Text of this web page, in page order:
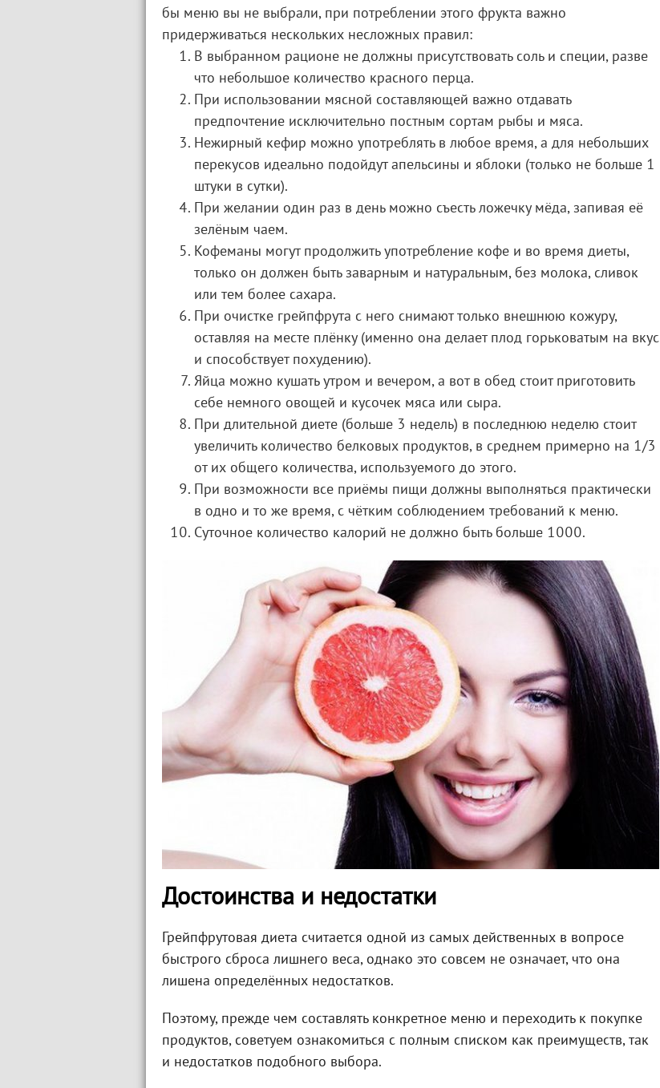
бы меню вы не выбрали, при потреблении этого фрукта важно
придерживаться нескольких несложных правил:
В выбранном рационе не должны присутствовать соль и специи, разве
что небольшое количество красного перца.
При использовании мясной составляющей важно отдавать
предпочтение исключительно постным сортам рыбы и мяса.
Нежирный кефир можно употреблять в любое время, а для небольших
перекусов идеально подойдут апельсины и яблоки (только не больше 1
штуки в сутки).
При желании один раз в день можно съесть ложечку мёда, запивая её
зелёным чаем.
Кофеманы могут продолжить употребление кофе и во время диеты,
только он должен быть заварным и натуральным, без молока, сливок
или тем более сахара.
При очистке грейпфрута с него снимают только внешнюю кожуру,
оставляя на месте плёнку (именно она делает плод горьковатым на вкус
и способствует похудению).
Яйца можно кушать утром и вечером, а вот в обед стоит приготовить
себе немного овощей и кусочек мяса или сыра.
При длительной диете (больше 3 недель) в последнюю неделю стоит
увеличить количество белковых продуктов, в среднем примерно на 1/3
от их общего количества, используемого до этого.
При возможности все приёмы пищи должны выполняться практически
в одно и то же время, с чётким соблюдением требований к меню.
Суточное количество калорий не должно быть больше 1000.
Достоинства и недостатки
Грейпфрутовая диета считается одной из самых действенных в вопросе
быстрого сброса лишнего веса, однако это совсем не означает, что она
лишена определённых недостатков.
Поэтому, прежде чем составлять конкретное меню и переходить к покупке
продуктов, советуем ознакомиться с полным списком как преимуществ, так
и недостатков подобного выбора.